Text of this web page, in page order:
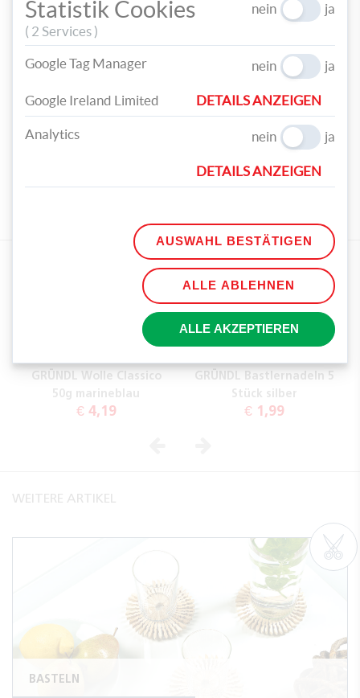
Tier aus, zeichne mit einem schwarzen Marker die Umrandung
und Details nach und klebe Wackelaugen auf. Nun kannst du
deinen Meeresbewohner zwischen die Wollfäden klemmen und
ihn im Meer schwimmen lassen.
TAGS
EMPFOHLENE
GRÜNDL Wolle Classico
50g marineblau
€ 4,19
GRÜNDL Bastlernadeln 5
Stück silber
€ 1,99
WEITERE ARTIKEL
BASTELN
Statistik Cookies
( 2 Services )
nein ja
Google Tag Manager nein ja
Google Ireland Limited DETAILS ANZEIGEN
Analytics nein ja
DETAILS ANZEIGEN
AUSWAHL BESTÄTIGEN
ALLE ABLEHNEN
ALLE AKZEPTIEREN